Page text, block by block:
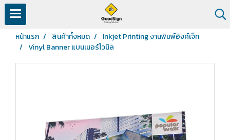
หน้าแรก สินค้าทั้งหมด
Inkjet Printing งานพิมพ์อิงค์เจ็ท
Vinyl Banner แบนเนอร์ไวนิล